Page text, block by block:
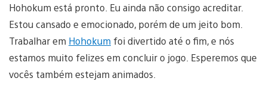
Hohokum está pronto. Eu ainda não consigo acreditar.
Estou cansado e emocionado, porém de um jeito bom.
Trabalhar em Hohokum foi divertido até o fim, e nós
estamos muito felizes em concluir o jogo. Esperemos que
vocês também estejam animados.